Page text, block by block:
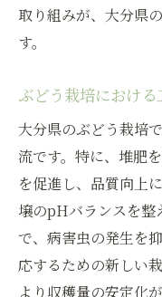
取り組みが、大分県
す。
ぶどう栽培におけ
大分県のぶどう栽培
流です。特に、堆肥
を促進し、品質向上
壌のpHバランスを整
で、病害虫の発生を
応するための新しい
より収穫量の安定化